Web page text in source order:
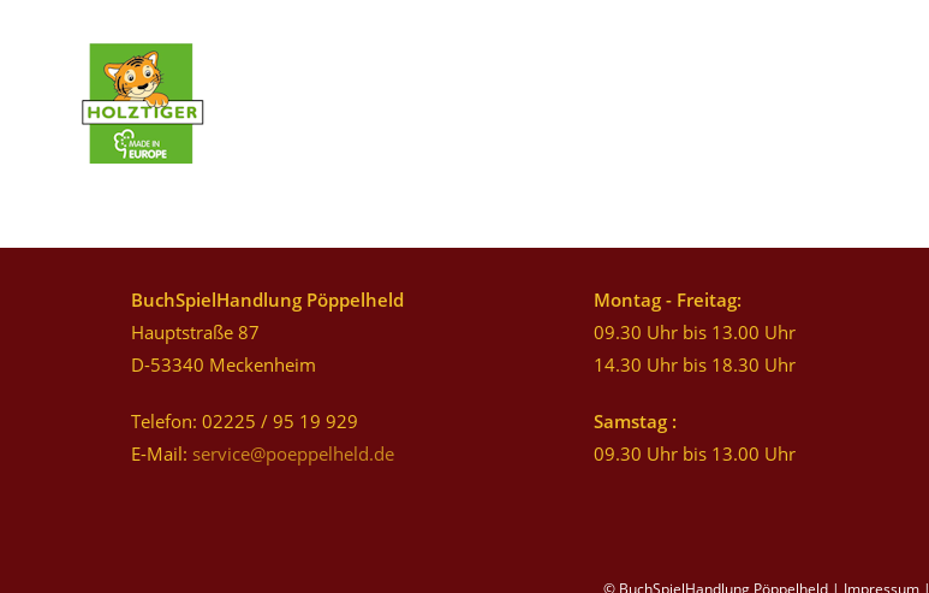
BuchSpielHandlung Pöppelheld
Hauptstraße 87
D-53340 Meckenheim
Telefon: 02225 / 95 19 929
E-Mail: service@poeppelheld.de
Montag - Freitag:
09.30 Uhr bis 13.00 Uhr
14.30 Uhr bis 18.30 Uhr
Samstag :
09.30 Uhr bis 13.00 Uhr
© BuchSpielHandlung Pöppelheld | Impressum|